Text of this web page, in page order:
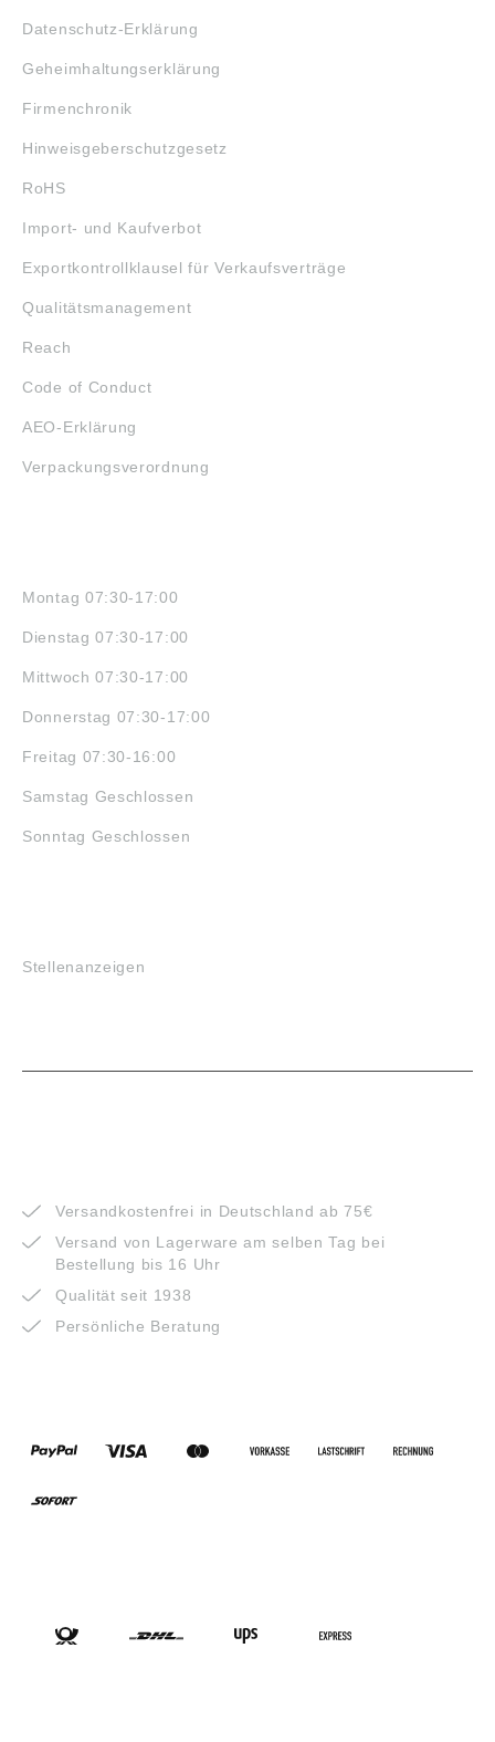
Datenschutz-Erklärung
Geheimhaltungserklärung
Firmenchronik
Hinweisgeberschutzgesetz
RoHS
Import- und Kaufverbot
Exportkontrollklausel für Verkaufsverträge
Qualitätsmanagement
Reach
Code of Conduct
AEO-Erklärung
Verpackungsverordnung
Montag 07:30-17:00
Dienstag 07:30-17:00
Mittwoch 07:30-17:00
Donnerstag 07:30-17:00
Freitag 07:30-16:00
Samstag Geschlossen
Sonntag Geschlossen
Stellenanzeigen
Versandkostenfrei in Deutschland ab 75€
Versand von Lagerware am selben Tag bei
Bestellung bis 16 Uhr
Qualität seit 1938
Persönliche Beratung